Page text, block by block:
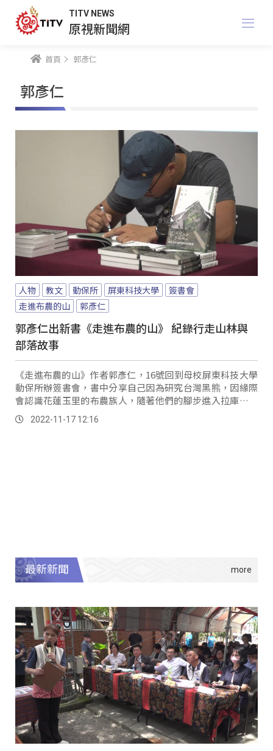
TITV NEWS
原視新聞網
首頁 郭彥仁
郭彥仁
人物 教文 動保所 屏東科技大學
簽書會
走進布農的山
郭彥仁
郭彥仁出新書《走進布農的山》 紀錄行走山林與
部落故事
《走進布農的山》作者郭彥仁，16號回到母校屏東科技大學
動保所辦簽書會，書中分享自己因為研究台灣黑熊，因緣際
會認識花蓮玉里的布農族人，隨著他們的腳步進入拉庫拉庫
溪，透過布農族人的眼睛重新認識這片山林，無...。
2022-11-17 12:16
最新新聞